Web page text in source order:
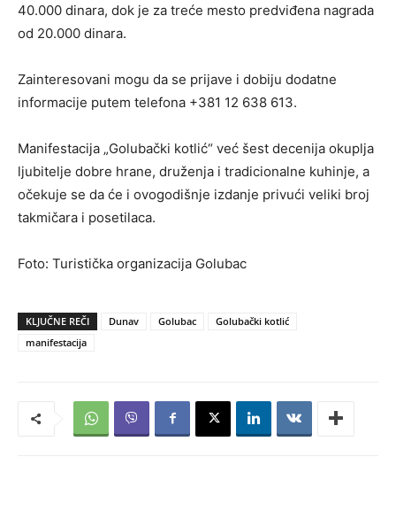
40.000 dinara, dok je za treće mesto predviđena nagrada
od 20.000 dinara.
Zainteresovani mogu da se prijave i dobiju dodatne
informacije putem telefona +381 12 638 613.
Manifestacija „Golubački kotlić“ već šest decenija okuplja
ljubitelje dobre hrane, druženja i tradicionalne kuhinje, a
očekuje se da će i ovogodišnje izdanje privući veliki broj
takmičara i posetilaca.
Foto: Turistička organizacija Golubac
KLJUČNE REČI Dunav Golubac
Golubački kotlić
manifestacija